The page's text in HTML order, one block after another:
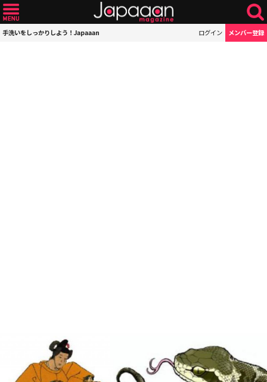
手洗いをしっかりしよう！Japaaan ログイン メンバー登録